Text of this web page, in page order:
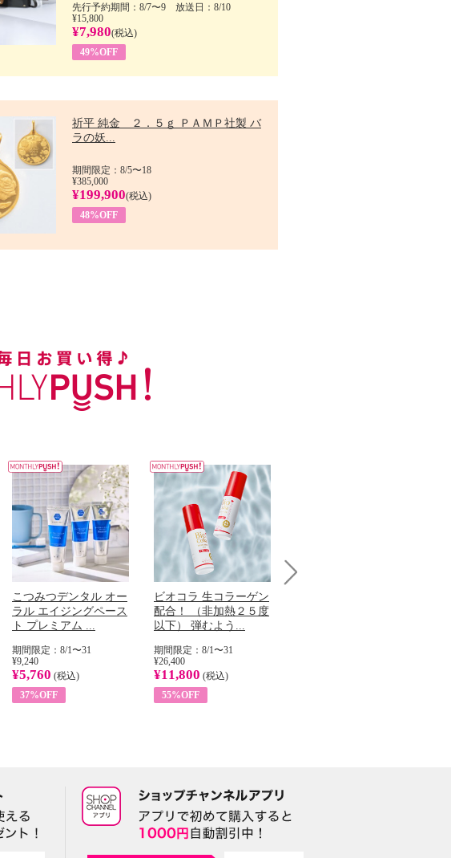
先行予約期間：8/7〜9 放送日：8/10
¥15,800
¥7,980(税込)
49%OFF
祈平 純金 ２．５ｇ ＰＡＭＰ社製 バ
ラの妖...
期間限定：8/5〜18
¥385,000
¥199,900(税込)
48%OFF
こつみつデンタル オー
ラル エイジングペース
ト プレミアム ...
期間限定：8/1〜31
¥9,240
¥5,760 (税込)
37%OFF
ビオコラ 生コラーゲン
配合！ （非加熱２５度
以下） 弾むよう...
期間限定：8/1〜31
¥26,400
¥11,800 (税込)
55%OFF